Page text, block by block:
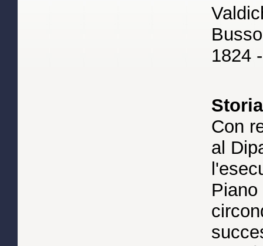
1824
Con
al